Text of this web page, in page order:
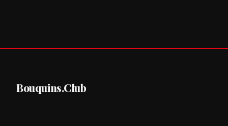
Bouquins.Club